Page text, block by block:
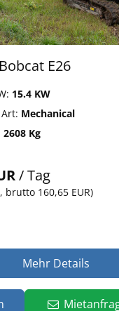
E26
15.4 KW
Mechanical
2608 Kg
/ Tag
brutto 160,65 EUR)
Mehr Details